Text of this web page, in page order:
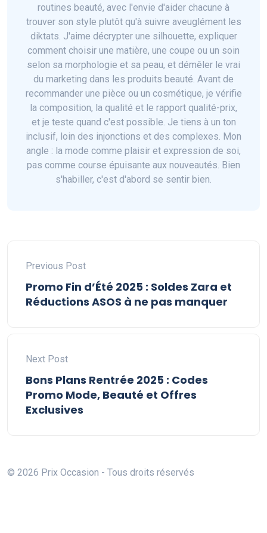
routines beauté, avec l'envie d'aider chacune à
trouver son style plutôt qu'à suivre aveuglément les
diktats. J'aime décrypter une silhouette, expliquer
comment choisir une matière, une coupe ou un soin
selon sa morphologie et sa peau, et démêler le vrai
du marketing dans les produits beauté. Avant de
recommander une pièce ou un cosmétique, je vérifie
la composition, la qualité et le rapport qualité-prix,
et je teste quand c'est possible. Je tiens à un ton
inclusif, loin des injonctions et des complexes. Mon
angle : la mode comme plaisir et expression de soi,
pas comme course épuisante aux nouveautés. Bien
s'habiller, c'est d'abord se sentir bien.
Previous Post
Promo Fin d’Été 2025 : Soldes Zara et
Réductions ASOS à ne pas manquer
Next Post
Bons Plans Rentrée 2025 : Codes
Promo Mode, Beauté et Offres
Exclusives
© 2026 Prix Occasion - Tous droits réservés